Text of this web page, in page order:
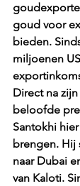
goud voor
bieden.
miljoenen
Direct na
beloofde
Santokhi
brengen.
naar Dubai
van Kaloti.